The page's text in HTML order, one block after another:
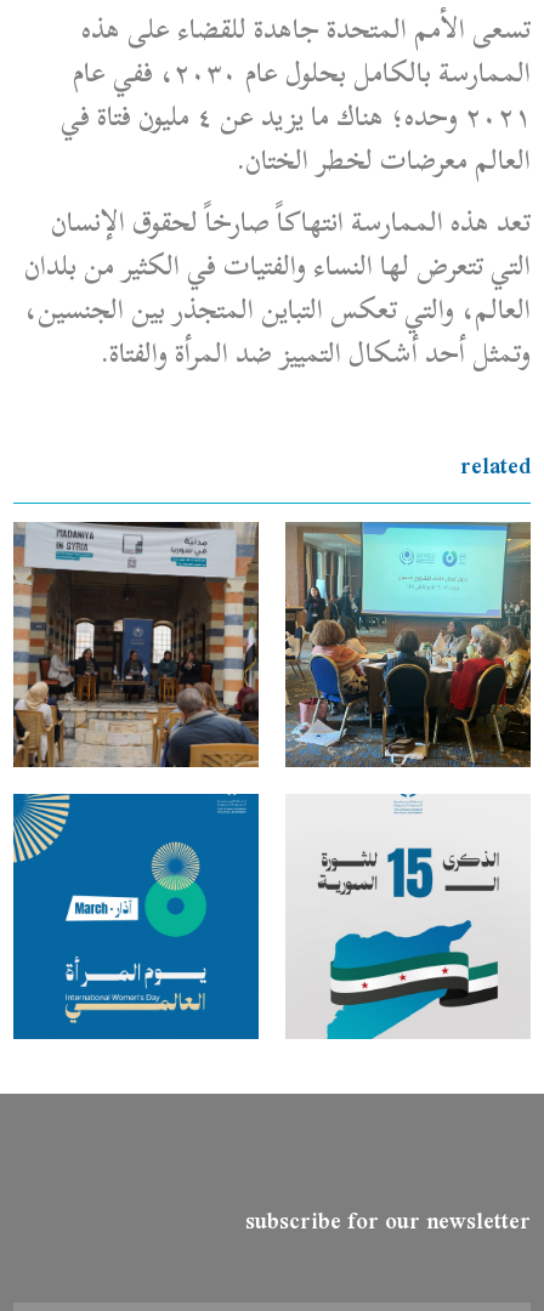
تسعى الأمم المتحدة جاهدة للقضاء على هذه
الممارسة بالكامل بحلول عام ٢٠٣٠، ففي عام
٢٠٢١ وحده؛ هناك ما يزيد عن ٤ مليون فتاة في
العالم معرضات لخطر الختان.
تعد هذه الممارسة انتهاكاً صارخاً لحقوق الإنسان
التي تتعرض لها النساء والفتيات في الكثير من بلدان
العالم، والتي تعكس التباين المتجذر بين الجنسين،
وتمثل أحد أشكال التمييز ضد المرأة والفتاة.
related
subscribe for our newsletter